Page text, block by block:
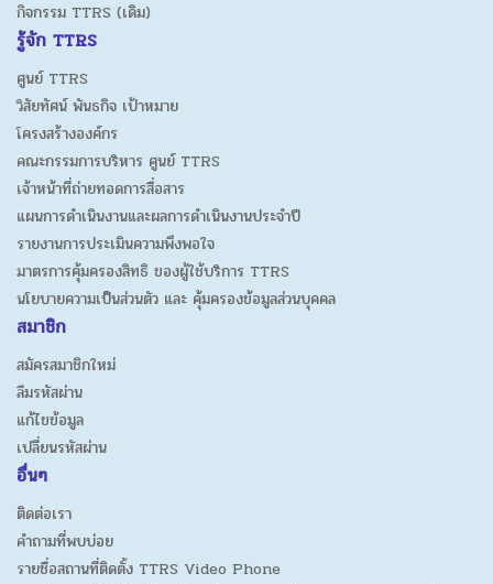
กิจกรรม TTRS (เดิม)
รู้จัก TTRS
ศูนย์ TTRS
วิสัยทัศน์ พันธกิจ เป้าหมาย
โครงสร้างองค์กร
คณะกรรมการบริหาร ศูนย์ TTRS
เจ้าหน้าที่ถ่ายทอดการสื่อสาร
แผนการดำเนินงานและผลการดำเนินงานประจำปี
รายงานการประเมินความพึงพอใจ
มาตรการคุ้มครองสิทธิ ของผู้ใช้บริการ TTRS
นโยบายความเป็นส่วนตัว และ คุ้มครองข้อมูลส่วนบุคคล
สมาชิก
สมัครสมาชิกใหม่
ลืมรหัสผ่าน
แก้ไขข้อมูล
เปลี่ยนรหัสผ่าน
อื่นๆ
ติดต่อเรา
คำถามที่พบบ่อย
รายชื่อสถานที่ติดตั้ง TTRS Video Phone